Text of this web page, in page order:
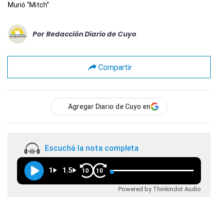
Murió “Mitch”
Por Redacción Diario de Cuyo
Compartir
Agregar Diario de Cuyo en
Escuchá la nota completa
1 1.5 10 10
Powered by Thinkindot Audio